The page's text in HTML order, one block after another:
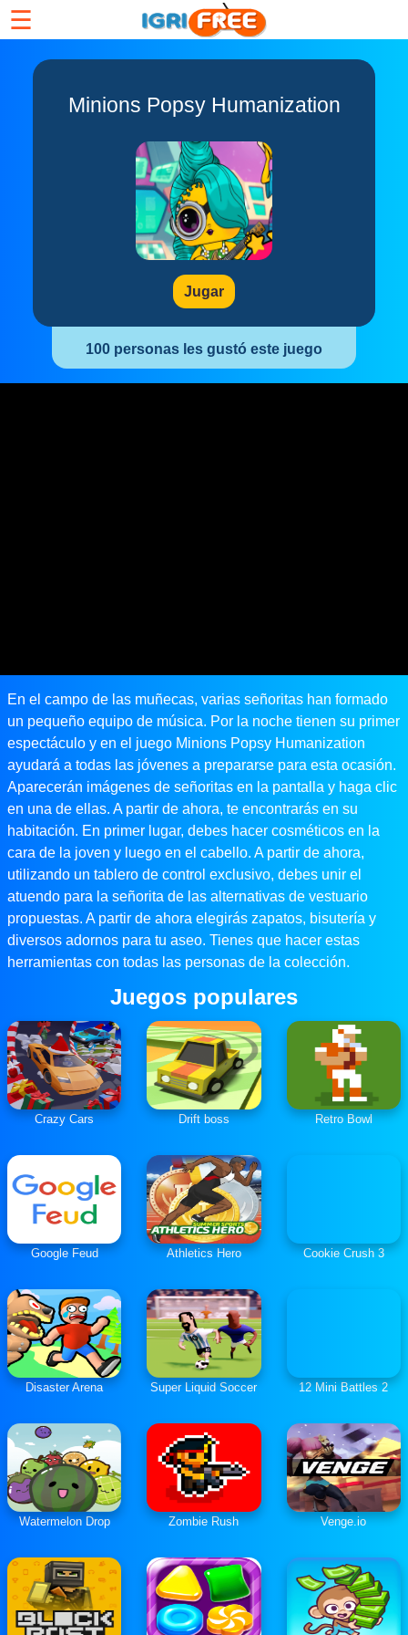
☰
Minions Popsy Humanization
Jugar
100 personas les gustó este juego
En el campo de las muñecas, varias señoritas han formado
un pequeño equipo de música. Por la noche tienen su primer
espectáculo y en el juego Minions Popsy Humanization
ayudará a todas las jóvenes a prepararse para esta ocasión.
Aparecerán imágenes de señoritas en la pantalla y haga clic
en una de ellas. A partir de ahora, te encontrarás en su
habitación. En primer lugar, debes hacer cosméticos en la
cara de la joven y luego en el cabello. A partir de ahora,
utilizando un tablero de control exclusivo, debes unir el
atuendo para la señorita de las alternativas de vestuario
propuestas. A partir de ahora elegirás zapatos, bisutería y
diversos adornos para tu aseo. Tienes que hacer estas
herramientas con todas las personas de la colección.
Juegos populares
Crazy Cars Drift boss Retro Bowl
Google Feud Athletics Hero Cookie Crush 3
Disaster Arena Super Liquid Soccer 12 Mini Battles 2
Watermelon Drop Zombie Rush Venge.io